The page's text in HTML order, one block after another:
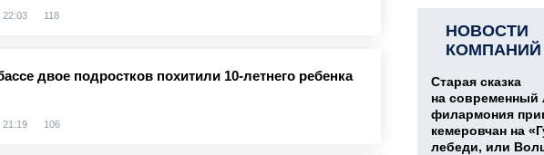
22:03 118
двое подростков похитили 10-летнего ребенка
21:19 106
НОВОСТИ
КОМПАНИЙ
Старая сказка
на современный
филармония
кемеровчан на
лебеди, или